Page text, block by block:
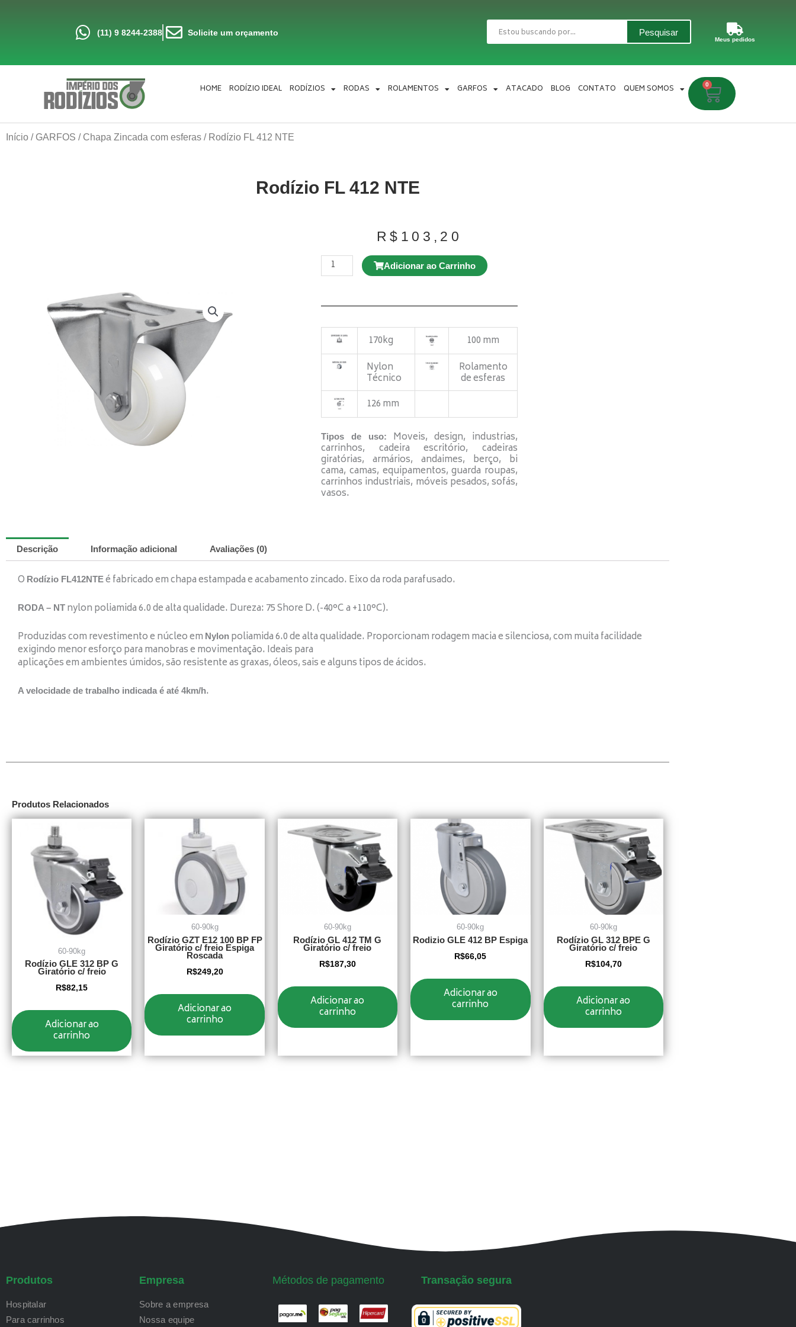
(11) 9 8244-2388 Solicite um orçamento
Pesquisar
Pesquisar
Meus pedidos
HOME RODÍZIO IDEAL RODÍZIOS RODAS ROLAMENTOS GARFOS ATACADO BLOG CONTATO QUEM SOMOS 0
Carrinho
Início / GARFOS / Chapa Zincada com esferas / Rodízio FL 412 NTE
Rodízio FL 412 NTE
R$ 103,20
Rodízio
GD
E12
Espiga
Adicionar ao Carrinho
170kg
100 mm
Nylon
Técnico
Rolamento
de esferas
126 mm
Tipos de uso: Moveis, design, industrias,
carrinhos, cadeira escritório, cadeiras
giratórias, armários, andaimes, berço, bi
cama, camas, equipamentos, guarda roupas,
carrinhos industriais, móveis pesados, sofás,
vasos.
Descrição Informação adicional Avaliações (0)
O Rodízio FL412NTEé fabricado em chapa estampada e acabamento zincado. Eixo da roda parafusado.
RODA – NT nylon poliamida 6.0 de alta qualidade. Dureza: 75 Shore D. (-40°C a +110°C).
Produzidas com revestimento e núcleo em Nylon poliamida 6.0 de alta qualidade. Proporcionam rodagem macia e silenciosa, com muita facilidade
exigindo menor esforço para manobras e movimentação. Ideais para
aplicações em ambientes úmidos, são resistente as graxas, óleos, sais e alguns tipos de ácidos.
A velocidade de trabalho indicada é até 4km/h.
Produtos Relacionados
60-90kg
Rodízio GLE 312 BP G
Giratório c/ freio
R$82,15
Adicionar ao
carrinho
60-90kg
Rodízio GZT E12 100 BP FP
Giratório c/ freio Espiga
Roscada
R$249,20
Adicionar ao
carrinho
60-90kg
Rodízio GL 412 TM G
Giratório c/ freio
R$187,30
Adicionar ao
carrinho
60-90kg
Rodizio GLE 412 BP Espiga
R$66,05
Adicionar ao
carrinho
60-90kg
Rodízio GL 312 BPE G
Giratório c/ freio
R$104,70
Adicionar ao
carrinho
Produtos
Hospitalar
Para carrinhos
Empresa
Sobre a empresa
Nossa equipe
Métodos de pagamento Transação segura